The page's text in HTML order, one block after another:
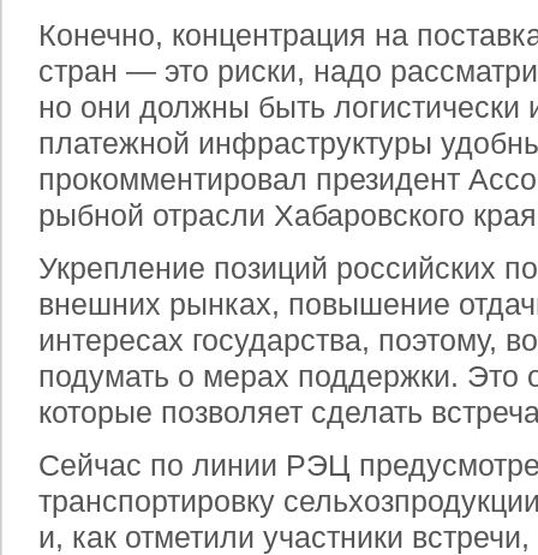
Конечно, концентрация на
стран — это риски, надо
но они должны быть логистически
платежной инфраструктуры
прокомментировал президент
рыбной отрасли Хабаровского
Укрепление позиций российских
внешних рынках, повышение
интересах государства, поэтому,
подумать о мерах поддержки. Это
которые позволяет сделать
Сейчас по линии РЭЦ
транспортировку
и, как отметили участники